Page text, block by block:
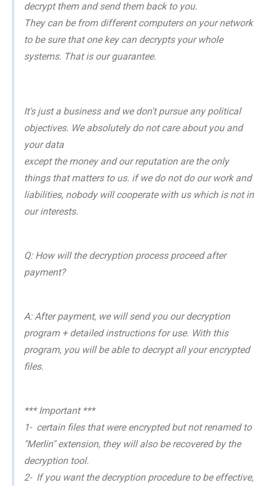
decrypt them and send them back to you.
They can be from different computers on your network
to be sure that one key can decrypts your whole
systems. That is our guarantee.
It's just a business and we don't pursue any political
objectives. We absolutely do not care about you and
your data
except the money and our reputation are the only
things that matters to us. if we do not do our work and
liabilities, nobody will cooperate with us which is not in
our interests.
Q: How will the decryption process proceed after
payment?
A: After payment, we will send you our decryption
program + detailed instructions for use. With this
program, you will be able to decrypt all your encrypted
files.
*** Important ***
1- certain files that were encrypted but not renamed to
"Merlin" extension, they will also be recovered by the
decryption tool.
2- If you want the decryption procedure to be effective,